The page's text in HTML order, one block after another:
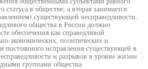
в обществе, а вторая занимается
существующей несправедливости.
общества в России должно
обеспечения как справедливой
экономических, политических и
постоянного исправления существующей в
и разрывов в уровне жизни
группами общества.